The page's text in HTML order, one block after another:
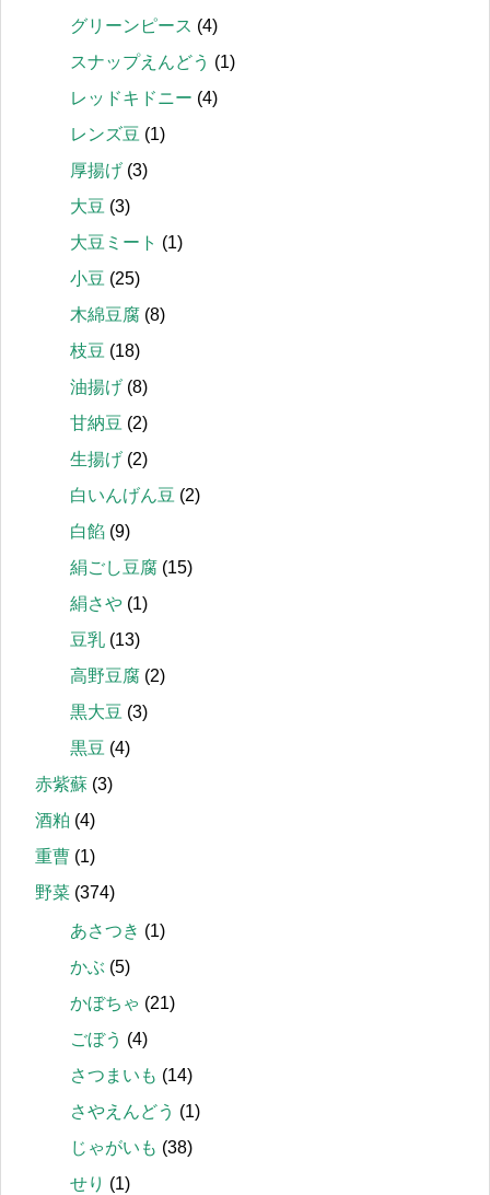
グリーンピース (4)
スナップえんどう (1)
レッドキドニー (4)
レンズ豆 (1)
厚揚げ (3)
大豆 (3)
大豆ミート (1)
小豆 (25)
木綿豆腐 (8)
枝豆 (18)
油揚げ (8)
甘納豆 (2)
生揚げ (2)
白いんげん豆 (2)
白餡 (9)
絹ごし豆腐 (15)
絹さや (1)
豆乳 (13)
高野豆腐 (2)
黒大豆 (3)
黒豆 (4)
赤紫蘇 (3)
酒粕 (4)
重曹 (1)
野菜 (374)
あさつき (1)
かぶ (5)
かぼちゃ (21)
ごぼう (4)
さつまいも (14)
さやえんどう (1)
じゃがいも (38)
せり (1)